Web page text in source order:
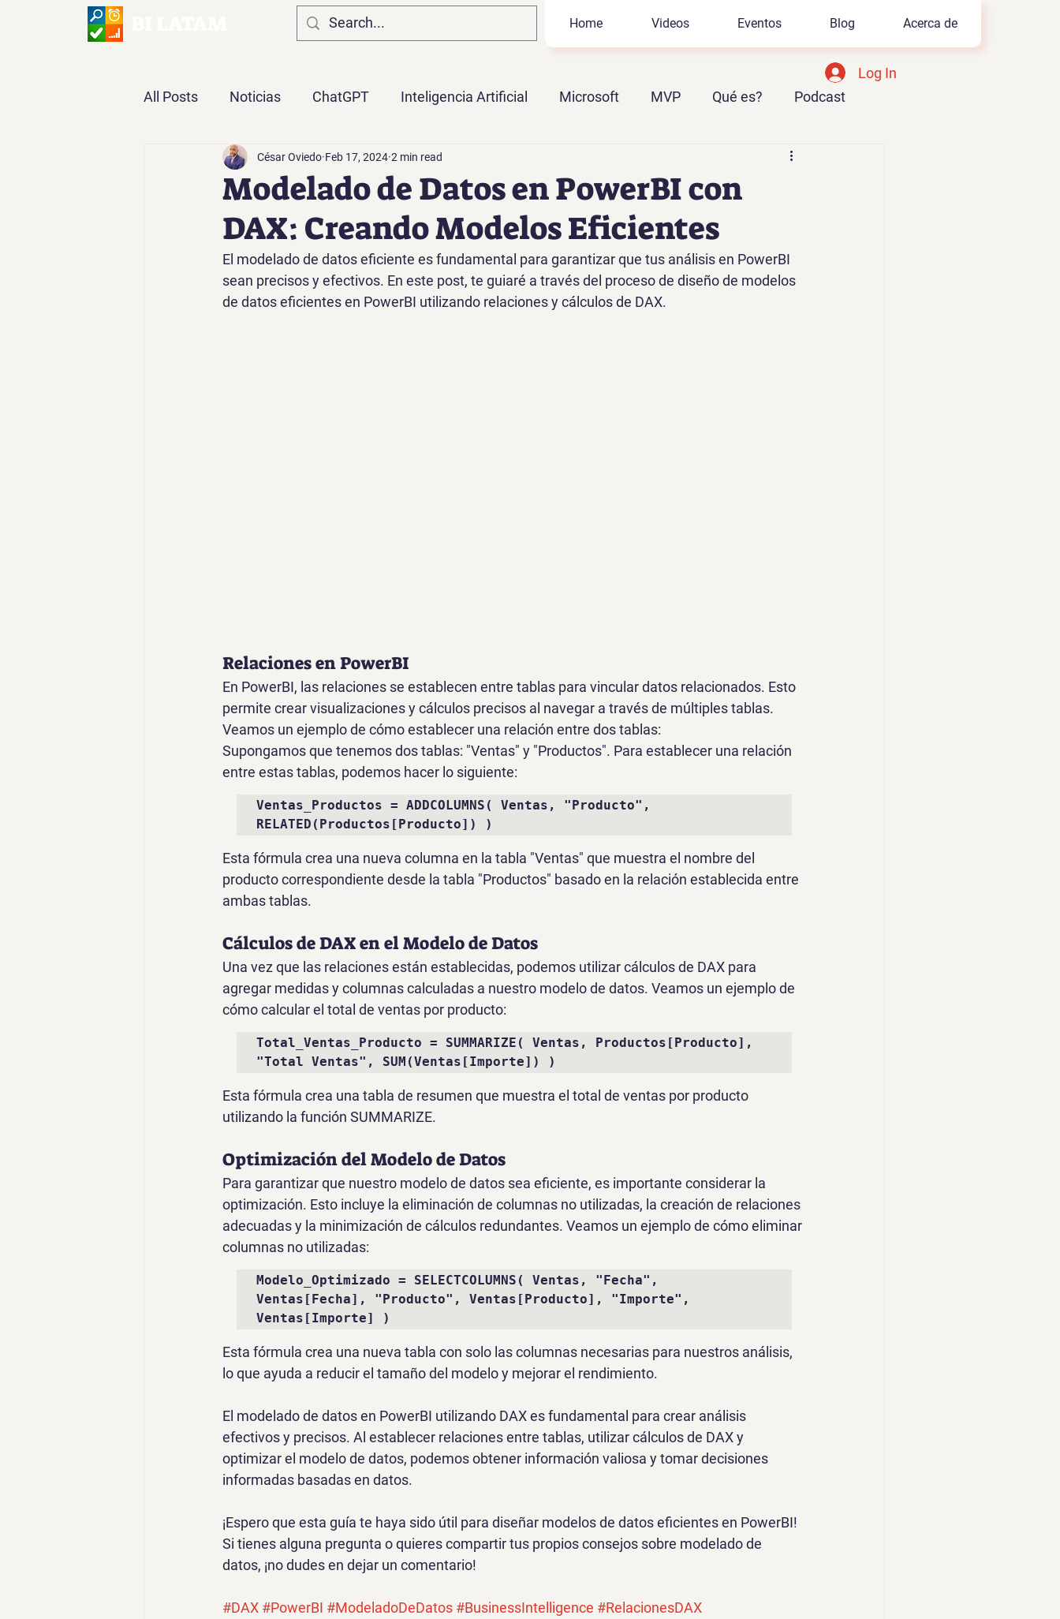
Home Videos Eventos Blog Acerca de
Log In
All Posts
Noticias ChatGPT Inteligencia Artificial Microsoft MVP Qué es? Podcast
DAX PowerBI Microsoft Fabric Azure AI Foundry
Modelado de Datos en PowerBI con
DAX: Creando Modelos Eficientes
César Oviedo Feb 17, 2024 2 min read
El modelado de datos eficiente es fundamental para garantizar que tus análisis en PowerBI
sean precisos y efectivos. En este post, te guiaré a través del proceso de diseño de modelos
de datos eficientes en PowerBI utilizando relaciones y cálculos de DAX.
Relaciones en PowerBI
En PowerBI, las relaciones se establecen entre tablas para vincular datos relacionados. Esto
permite crear visualizaciones y cálculos precisos al navegar a través de múltiples tablas.
Veamos un ejemplo de cómo establecer una relación entre dos tablas:
Supongamos que tenemos dos tablas: "Ventas" y "Productos". Para establecer una relación
entre estas tablas, podemos hacer lo siguiente:
Ventas_Productos = ADDCOLUMNS( Ventas, "Producto",
RELATED(Productos[Producto]) )
Esta fórmula crea una nueva columna en la tabla "Ventas" que muestra el nombre del
producto correspondiente desde la tabla "Productos" basado en la relación establecida entre
ambas tablas.
Cálculos de DAX en el Modelo de Datos
Una vez que las relaciones están establecidas, podemos utilizar cálculos de DAX para
agregar medidas y columnas calculadas a nuestro modelo de datos. Veamos un ejemplo de
cómo calcular el total de ventas por producto:
Total_Ventas_Producto = SUMMARIZE( Ventas, Productos[Producto],
"Total Ventas", SUM(Ventas[Importe]) )
Esta fórmula crea una tabla de resumen que muestra el total de ventas por producto
utilizando la función SUMMARIZE.
Optimización del Modelo de Datos
Para garantizar que nuestro modelo de datos sea eficiente, es importante considerar la
optimización. Esto incluye la eliminación de columnas no utilizadas, la creación de relaciones
adecuadas y la minimización de cálculos redundantes. Veamos un ejemplo de cómo eliminar
columnas no utilizadas:
Modelo_Optimizado = SELECTCOLUMNS( Ventas, "Fecha",
Ventas[Fecha], "Producto", Ventas[Producto], "Importe",
Ventas[Importe] )
Esta fórmula crea una nueva tabla con solo las columnas necesarias para nuestros análisis,
lo que ayuda a reducir el tamaño del modelo y mejorar el rendimiento.
El modelado de datos en PowerBI utilizando DAX es fundamental para crear análisis
efectivos y precisos. Al establecer relaciones entre tablas, utilizar cálculos de DAX y
optimizar el modelo de datos, podemos obtener información valiosa y tomar decisiones
informadas basadas en datos.
¡Espero que esta guía te haya sido útil para diseñar modelos de datos eficientes en PowerBI!
Si tienes alguna pregunta o quieres compartir tus propios consejos sobre modelado de
datos, ¡no dudes en dejar un comentario!
#DAX #PowerBI #ModeladoDeDatos #BusinessIntelligence #RelacionesDAX